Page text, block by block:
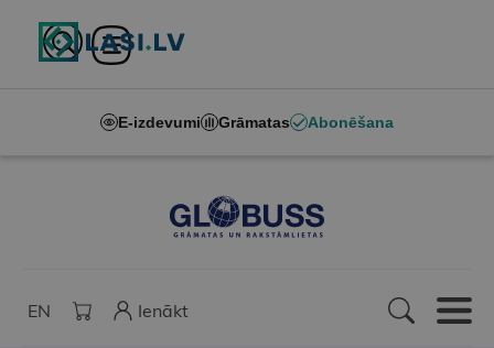
E-izdevumi Grāmatas Abonēšana
EN Ienākt